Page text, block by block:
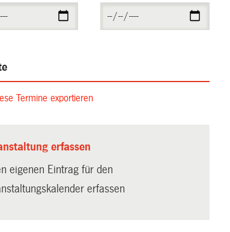
Termine exportieren
erfassen
eigenen Eintrag für den
erfassen